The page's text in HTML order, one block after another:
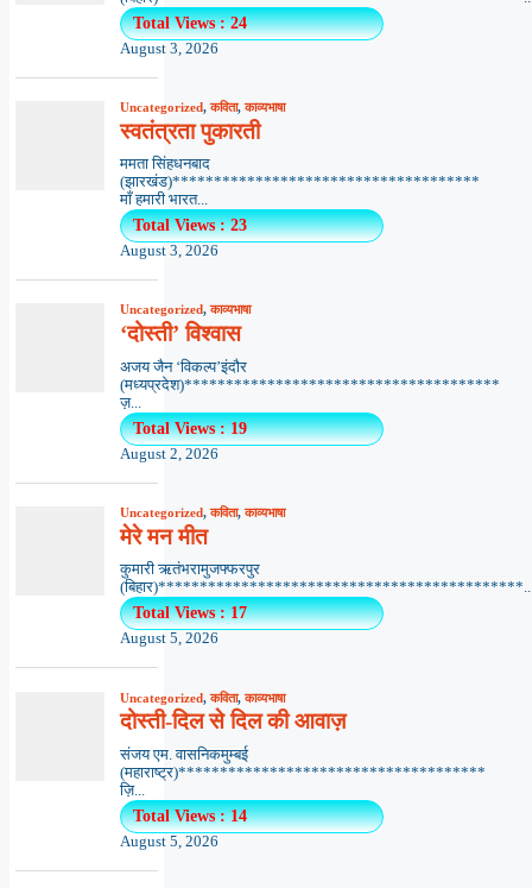
Total Views : 24
August 3, 2026
Uncategorized,कविता,काव्यभाषा
स्वतंत्रता पुकारती
ममता सिंहधनबाद
(झारखंड)*************************************
माँ हमारी भारत...
Total Views : 23
August 3, 2026
Uncategorized,काव्यभाषा
‘दोस्ती’ विश्वास
अजय जैन ‘विकल्प’इंदौर
(मध्यप्रदेश)**************************************
ज़...
Total Views : 19
August 2, 2026
Uncategorized,कविता,काव्यभाषा
मेरे मन मीत
कुमारी ऋतंभरामुजफ्फरपुर
Total Views : 17
August 5, 2026
Uncategorized,कविता,काव्यभाषा
दोस्ती-दिल से दिल की आवाज़
संजय एम. वासनिकमुम्बई
(महाराष्ट्र)*************************************
ज़ि...
Total Views : 14
August 5, 2026